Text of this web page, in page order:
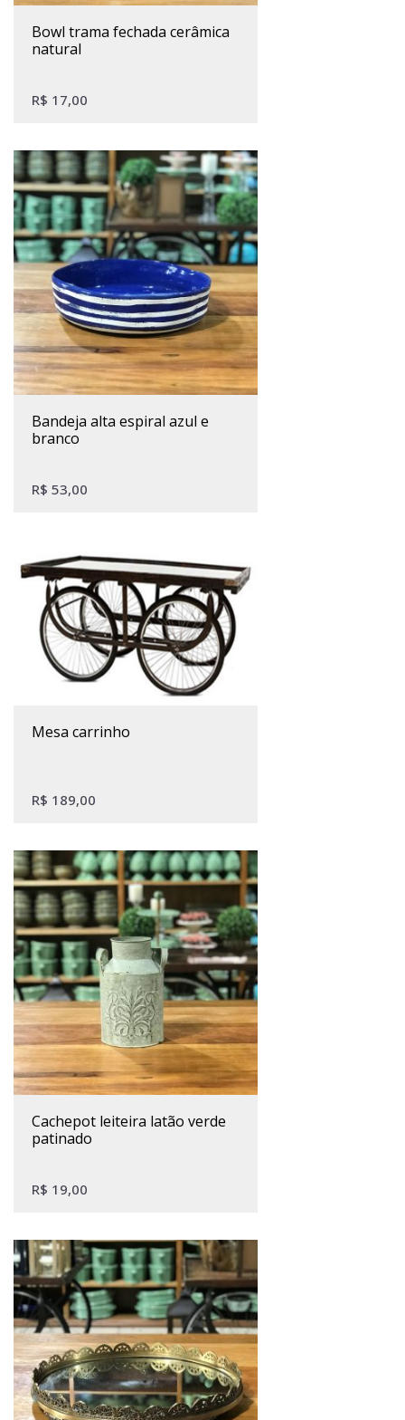
bowl trama fechada cerâmica
natural
R$ 17,00
bandeja alta espiral azul e
branco
R$ 53,00
mesa carrinho
R$ 189,00
cachepot leiteira latão verde
patinado
R$ 19,00